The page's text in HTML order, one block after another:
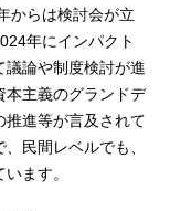
からは検討会が立
年にインパクト
議論や制度検討が進
本主義のグランドデ
進等が言及されて
民間レベルでも、
ます。